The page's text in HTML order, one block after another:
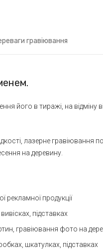
гравіювання
його в тиражі, на відміну
лазерне гравіювання
на деревину.
рекламної продукції
підставках
гравіювання фото на
шкатулках, підставках